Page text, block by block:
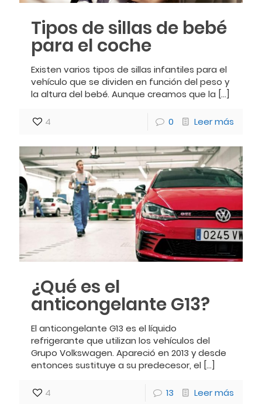
Tipos de sillas de bebé
para el coche
Existen varios tipos de sillas infantiles para el
vehículo que se dividen en función del peso y
la altura del bebé. Aunque creamos que la […]
4 0 Leer más
¿Qué es el
anticongelante G13?
El anticongelante G13 es el líquido
refrigerante que utilizan los vehículos del
Grupo Volkswagen. Apareció en 2013 y desde
entonces sustituye a su predecesor, el […]
4 13 Leer más